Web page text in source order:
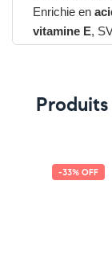
Enrichie en
vitamine E,
Sa texture
voile
Convient à
Avantages du
➤ Nettoie en
➤ Nourrit et
-33% OFF